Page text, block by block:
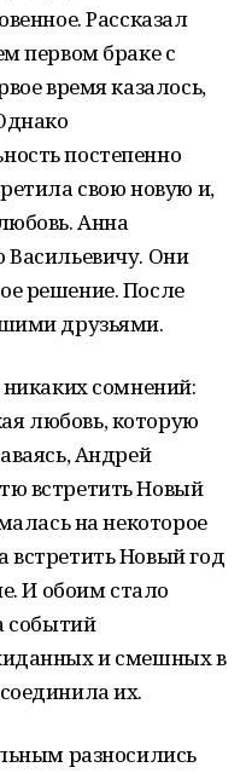
Рассказал
первом браке с
время казалось,
постепенно
свою новую и,
Анна
Васильевичу. Они
решение. После
друзьями.
никаких сомнений:
любовь, которую
Андрей
встретить Новый
на некоторое
Новый год
И обоим стало
событий
и смешных в
их.
разносились